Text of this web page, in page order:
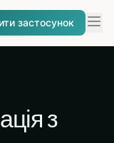
застосунок
з